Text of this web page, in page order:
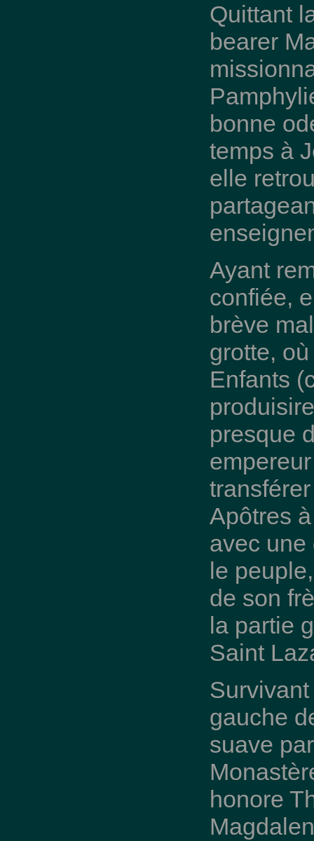
Quittant
bearer
bonne
temps à
elle
Ayant
confiée,
brève
grotte,
Enfants
presque
Apôtres
avec une
le
de son
la partie
Saint
gauche
suave
honore